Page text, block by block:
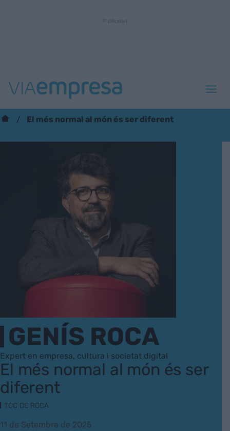
El més normal al món és ser diferent
GENÍS ROCA
Expert en empresa, cultura i societat digital
El més normal al món és ser
diferent
TOC DE ROCA
11 de Setembre de 2025